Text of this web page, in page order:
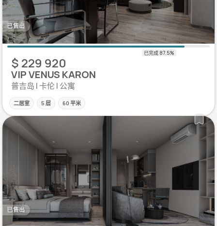
已售出
$ 229 920
VIP VENUS KARON
普吉岛 | 卡伦 | 公寓
二居室 5 层 60 平米
已售出